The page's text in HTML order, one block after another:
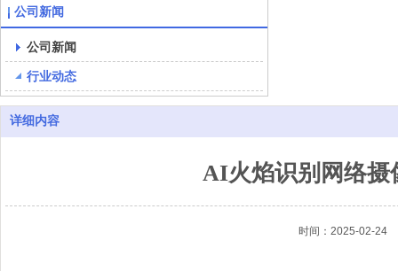
公司新闻
公司新闻
行业动态
详细内容
AI火焰识别网络摄
时间：2025-02-24